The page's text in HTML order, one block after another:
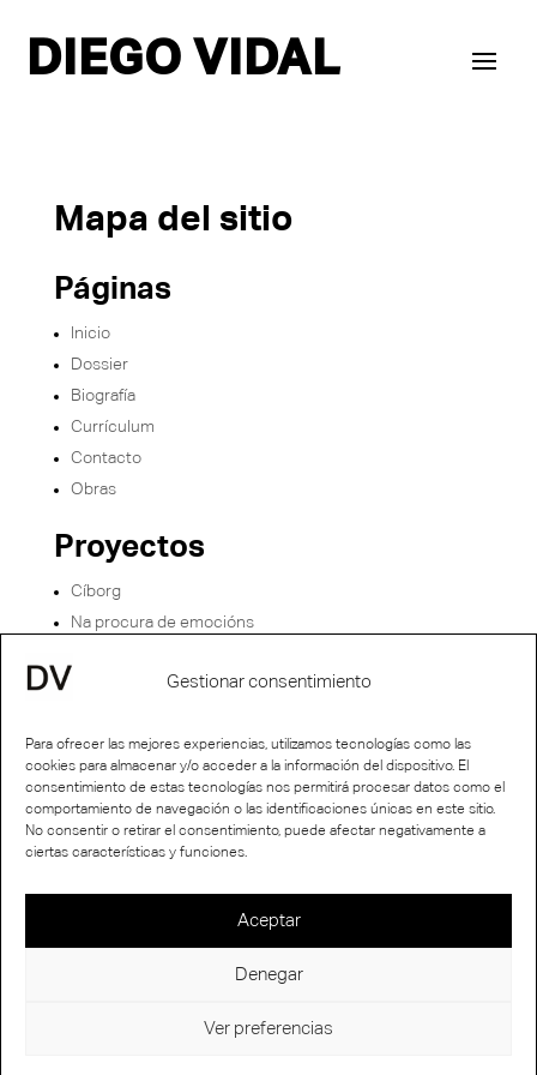
Gestionar consentimiento
Para ofrecer las mejores experiencias, utilizamos tecnologías como las
cookies para almacenar y/o acceder a la información del dispositivo. El
consentimiento de estas tecnologías nos permitirá procesar datos como el
comportamiento de navegación o las identificaciones únicas en este sitio.
No consentir o retirar el consentimiento, puede afectar negativamente a
ciertas características y funciones.
Aceptar
Denegar
Ver preferencias
DIEGO VIDAL
Mapa del sitio
Páginas
Inicio
Dossier
Biografía
Currículum
Contacto
Obras
Proyectos
Cíborg
Na procura de emocións
Política de privacidad Aviso legal Política de cookies